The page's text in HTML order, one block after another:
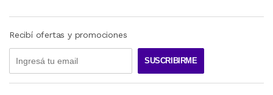
Recibí ofertas y promociones
SUSCRIBIRME